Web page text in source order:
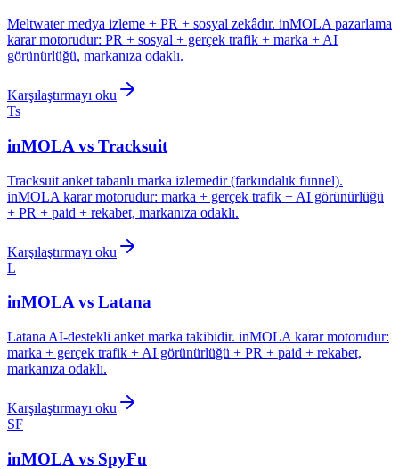
Meltwater medya izleme + PR + sosyal zekâdır. inMOLA pazarlama
karar motorudur: PR + sosyal + gerçek trafik + marka + AI
görünürlüğü, markanıza odaklı.
Karşılaştırmayı oku
Ts
inMOLA vs Tracksuit
Tracksuit anket tabanlı marka izlemedir (farkındalık funnel).
inMOLA karar motorudur: marka + gerçek trafik + AI görünürlüğü
+ PR + paid + rekabet, markanıza odaklı.
Karşılaştırmayı oku
L
inMOLA vs Latana
Latana AI-destekli anket marka takibidir. inMOLA karar motorudur:
marka + gerçek trafik + AI görünürlüğü + PR + paid + rekabet,
markanıza odaklı.
Karşılaştırmayı oku
SF
inMOLA vs SpyFu